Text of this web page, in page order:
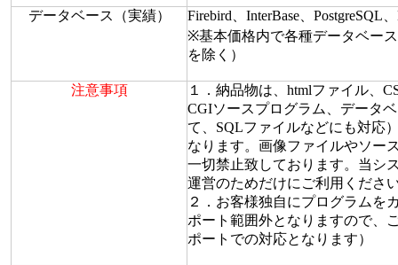
データベース（実績）
Firebird、InterBase、PostgreSQL
※基本価格内で各種データベー
を除く）
注意事項
１．納品物は、htmlファイル、
CGIソースプログラム、データ
て、SQLファイルなどにも対応
なります。画像ファイルやソー
一切禁止致しております。当シ
運営のためだけにご利用くださ
２．お客様独自にプログラムを
ポート範囲外となりますので、
ポートでの対応となります）